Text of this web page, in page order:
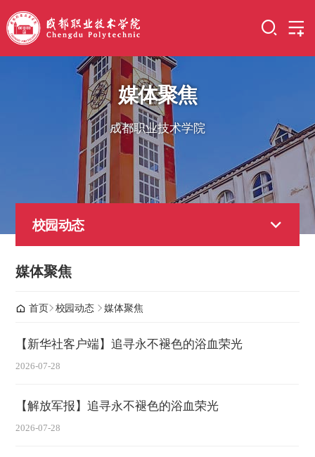
媒体聚焦
成都职业技术学院
校园动态
媒体聚焦
首页 校园动态 媒体聚焦
【新华社客户端】追寻永不褪色的浴血荣光
2026-07-28
【解放军报】追寻永不褪色的浴血荣光
2026-07-28